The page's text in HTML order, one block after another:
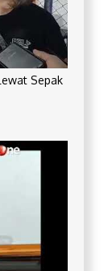
Sepak